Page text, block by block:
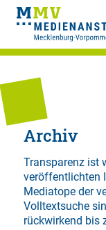
Archiv
Transparenz ist
veröffentlichten
Mediatope der
Volltextsuche
rückwirkend bis